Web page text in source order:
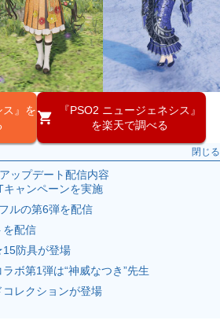
ス』を
『PSO2 ニュージェネシス』
を楽天で調べる
閉じる
ップデート配信内容
キャンペーンを実施
ルの第6弾を配信
を配信
防具が登場
ボ第1弾は“神威なつき”先生
コレクションが登場